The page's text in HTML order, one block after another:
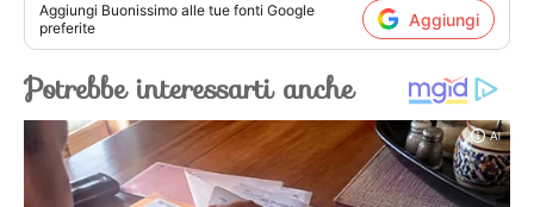
Aggiungi Buonissimo alle tue fonti Google
preferite
Aggiungi